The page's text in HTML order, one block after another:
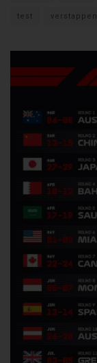
test verstappen